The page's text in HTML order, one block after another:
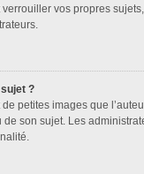
vos propres
?
petites images que
de son sujet. Les